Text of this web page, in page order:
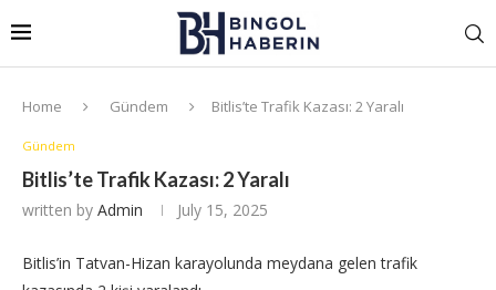
Home Gündem Bitlis’te Trafik Kazası: 2 Yaralı
Gündem
Bitlis’te Trafik Kazası: 2 Yaralı
written by Admin July 15, 2025
Bitlis’in Tatvan-Hizan karayolunda meydana gelen trafik